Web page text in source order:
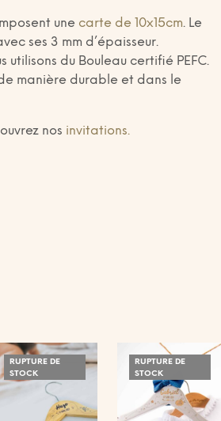
une carte de 10x15cm. Le
ses 3 mm d’épaisseur.
utilisons du Bouleau certifié PEFC.
manière durable et dans le
nos invitations.
RUPTURE DE
STOCK
RUPTURE DE
STOCK